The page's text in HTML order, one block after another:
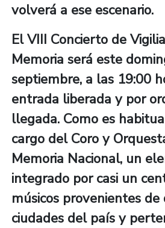
volverá a ese escenario.
El VIII Concierto de
Memoria será este
septiembre, a las 19:00
entrada liberada y por
llegada. Como es
cargo del Coro y
Memoria Nacional, un
integrado por casi un
músicos provenientes
ciudades del país y